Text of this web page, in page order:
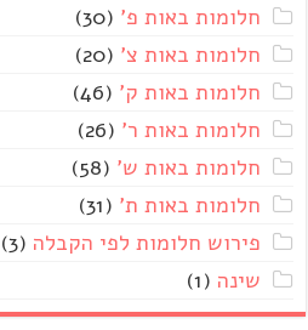
חלומות באות פ' (30)
חלומות באות צ' (20)
חלומות באות ק' (46)
חלומות באות ר' (26)
חלומות באות ש' (58)
חלומות באות ת' (31)
פירוש חלומות לפי הקבלה (3)
שינה (1)